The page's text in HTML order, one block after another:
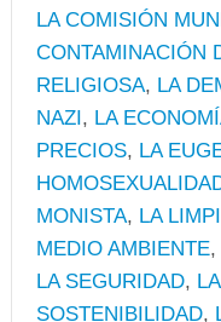
LA COMISIÓN
CONTAMINACIÓN
RELIGIOSA, LA
NAZI, LA
PRECIOS, LA
MONISTA, LA
MEDIO AMBIENTE,
LA SEGURIDAD,
SOSTENIBILIDAD,